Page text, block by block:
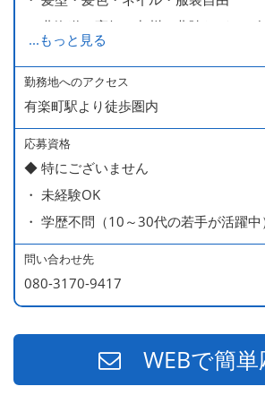
・ 北海道や高知、九州、北陸などへの
ます
・ 無料の美味しい まかない食 あり
...もっと見る
勤務地へのアクセス
有楽町駅より徒歩圏内
応募資格
◆ 特にございません
・ 未経験OK
・ 学歴不問（10～30代の若手が活躍中
問い合わせ先
080-3170-9417
WEBで簡単